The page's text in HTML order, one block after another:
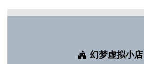
幻梦虚拟小店